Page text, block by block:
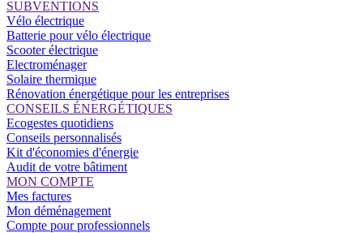
SUBVENTIONS
Vélo électrique
Batterie pour vélo électrique
Scooter électrique
Electroménager
Solaire thermique
Rénovation énergétique pour les entreprises
CONSEILS ÉNERGÉTIQUES
Ecogestes quotidiens
Conseils personnalisés
Kit d'économies d'énergie
Audit de votre bâtiment
MON COMPTE
Mes factures
Mon déménagement
Compte pour professionnels